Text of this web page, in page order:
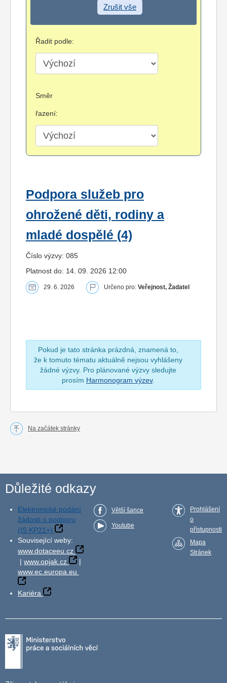
Zrušit vše
Řadit podle:
Směr
řazení:
Podpora služeb pro
ohrožené děti, rodiny a
mladé dospělé (4)
Číslo výzvy: 085
Platnost do: 14. 09. 2026 12:00
29. 6. 2026 Určeno pro: Veřejnost, Žadatel
Pokud je tato stránka prázdná, znamená to,
že k tomuto tématu aktuálně nejsou vyhlášeny
žádné výzvy. Pro plánované výzvy sledujte
prosím Harmonogram výzev.
Na začátek stránky
Důležité odkazy
Elektronické podání
žádosti o podporu
(IS KP21+)
Související weby:
www.dotaceeu.cz
| www.opjak.cz
|
www.ec.europa.eu
Kariéra
Větší šance
Youtube
Prohlášení
o
přístupnosti
Mapa
Stránek